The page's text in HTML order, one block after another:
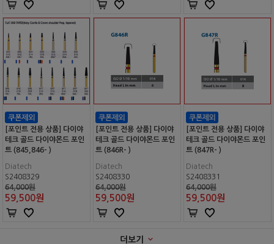
[포인트 전용 상품] 다이야
테크 골드 다이야몬드 포인
트 (845,846- )
Diatech
S2408329
64,000원
59,500원
[포인트 전용 상품] 다이야
테크 골드 다이야몬드 포인
트 (846R- )
Diatech
S2408330
64,000원
59,500원
[포인트 전용 상품] 다이야
테크 골드 다이야몬드 포인
트 (847R- )
Diatech
S2408331
64,000원
59,500원
더보기